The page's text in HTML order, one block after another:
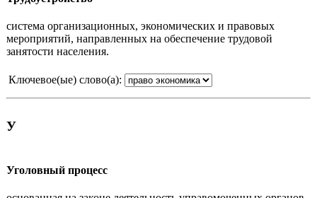
система организационных, экономических и правовых
мероприятий, направленных на обеспечение трудовой
занятости населения.
Ключевое(ые) слово(а):
У
Уголовный процесс